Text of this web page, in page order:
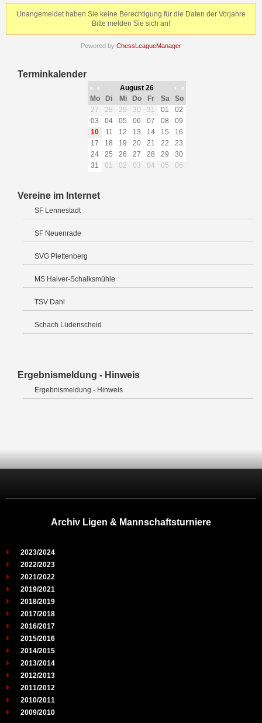
Unangemeldet haben Sie keine Berechtigung für die Daten der Vorjahre
Bitte melden Sie sich an!
Powered by ChessLeagueManager
Terminkalender
« ‹ August 26 ›
»
Mo
Di Mi Do Fr Sa
So
27
28 29 30 31 01
02
03
04 05 06 07 08
09
10
11 12 13 14 15
16
17
18 19 20 21 22
23
24
25 26 27 28 29
30
31
01 02 03 04 05 06
Vereine im Internet
SF Lennestadt
SF Neuenrade
SVG Plettenberg
MS Halver-Schalksmühle
TSV Dahl
Schach Lüdenscheid
Ergebnismeldung - Hinweis
Ergebnismeldung - Hinweis
Archiv Ligen & Mannschaftsturniere
2023/2024
2022/2023
2021/2022
2019/2021
2018/2019
2017/2018
2016/2017
2015/2016
2014/2015
2013/2014
2012/2013
2011/2012
2010/2011
2009/2010